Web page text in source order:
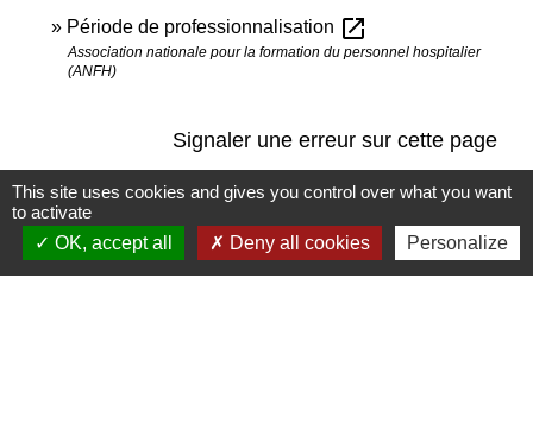
Période de professionnalisation open_in_new
Association nationale pour la formation du personnel hospitalier
(ANFH)
Signaler une erreur sur cette page
This site uses cookies and gives you control over what you want
to activate
OK, accept all
Deny all cookies Personalize